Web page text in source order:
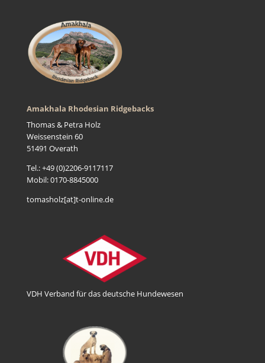
Amakhala Rhodesian Ridgebacks
Thomas & Petra Holz
Weissenstein 60
51491 Overath
Tel.: +49 (0)2206-9117117
Mobil: 0170-8845000
tomasholz[at]t-online.de
VDH Verband für das deutsche Hundewesen